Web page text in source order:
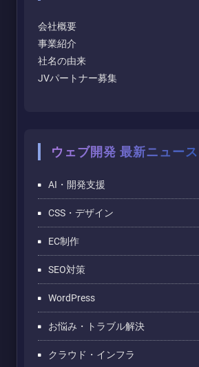
会社概要
事業紹介
社名の由来
JVパートナー募集
ウェブ開発 最新ニュース
AI・開発支援
CSS・デザイン
EC制作
SEO対策
WordPress
お悩み・トラブル解決
クラウド・インフラ